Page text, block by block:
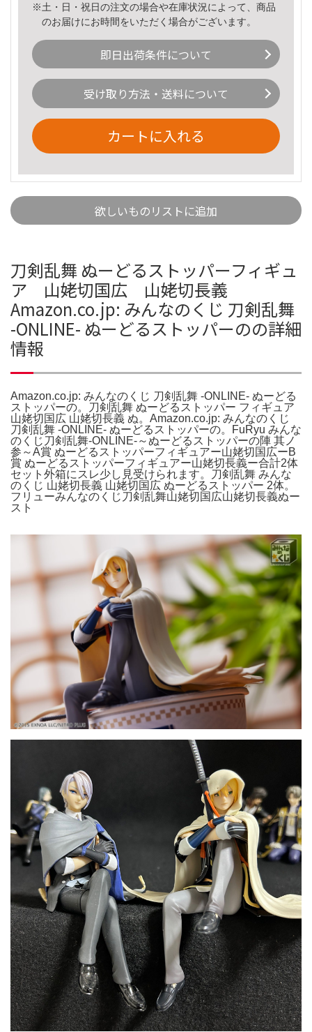
※土・日・祝日の注文の場合や在庫状況によって、商品
のお届けにお時間をいただく場合がございます。
即日出荷条件について
受け取り方法・送料について
カートに入れる
欲しいものリストに追加
刀剣乱舞 ぬーどるストッパーフィギュ
ア 山姥切国広 山姥切長義
Amazon.co.jp: みんなのくじ 刀剣乱舞
-ONLINE- ぬーどるストッパーのの詳細
情報
Amazon.co.jp: みんなのくじ 刀剣乱舞 -ONLINE- ぬーどる
ストッパーの。刀剣乱舞 ぬーどるストッパー フィギュア
山姥切国広 山姥切長義 ぬ。Amazon.co.jp: みんなのくじ
刀剣乱舞 -ONLINE- ぬーどるストッパーの。FuRyu みんな
のくじ刀剣乱舞-ONLINE-～ぬーどるストッパーの陣 其ノ
参～A賞 ぬーどるストッパーフィギュアー山姥切国広ーB
賞 ぬーどるストッパーフィギュアー山姥切長義ー合計2体
セット外箱にスレ少し見受けられます。刀剣乱舞 みんな
のくじ 山姥切長義 山姥切国広 ぬーどるストッパー 2体。
フリューみんなのくじ刀剣乱舞山姥切国広山姥切長義ぬー
スト